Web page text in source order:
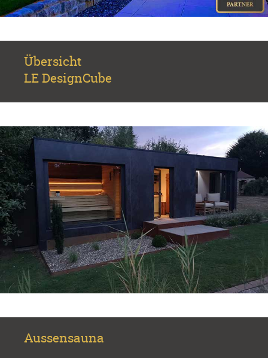
Übersicht
LE DesignCube
Aussensauna